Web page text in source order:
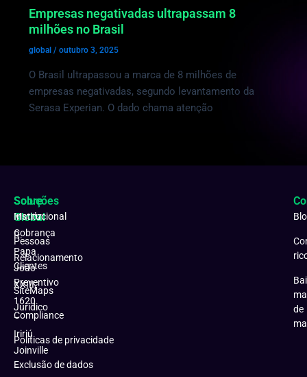
Empresas negativadas ultrapassam 8
milhões no Brasil
global / outubro 3, 2025
O Brasil ultrapassou a marca de 8 milhões de
empresas negativadas, segundo levantamento da
Serasa Experian. O dado chama atenção
Matriz:
R.
Papa
João
XXIII,
1620
–
Iririú
Joinville
–
Soluções
Global
Cobrança
Relacionamento
Preventivo
Jurídico
Sobre
Institucional
Pessoas
Clientes
SiteMaps
Compliance
Políticas de privacidade
Exclusão de dados
de